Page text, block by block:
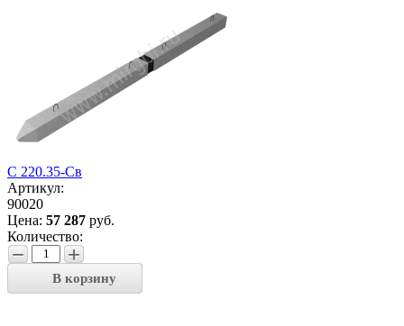
С 220.35-Св
Артикул:
90020
Цена: 57 287 руб.
Количество:
− +
В корзину